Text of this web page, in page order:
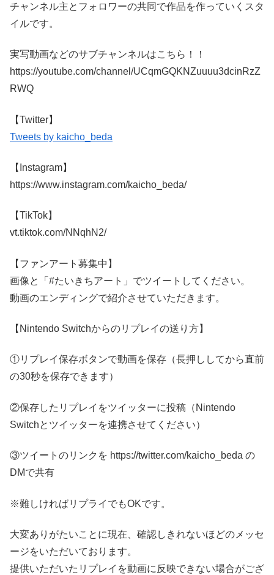
チャンネル主とフォロワーの共同で作品を作っていくスタ
イルです。
実写動画などのサブチャンネルはこちら！！
https://youtube.com/channel/UCqmGQKNZuuuu3dcinRzZ
RWQ
【Twitter】
Tweets by kaicho_beda
【Instagram】
https://www.instagram.com/kaicho_beda/
【TikTok】
vt.tiktok.com/NNqhN2/
【ファンアート募集中】
画像と「#たいきちアート」でツイートしてください。
動画のエンディングで紹介させていただきます。
【Nintendo Switchからのリプレイの送り方】
①リプレイ保存ボタンで動画を保存（長押ししてから直前
の30秒を保存できます）
②保存したリプレイをツイッターに投稿（Nintendo
Switchとツイッターを連携させてください）
③ツイートのリンクを https://twitter.com/kaicho_beda の
DMで共有
※難しければリプライでもOKです。
大変ありがたいことに現在、確認しきれないほどのメッセ
ージをいただいております。
提供いただいたリプレイを動画に反映できない場合がござ